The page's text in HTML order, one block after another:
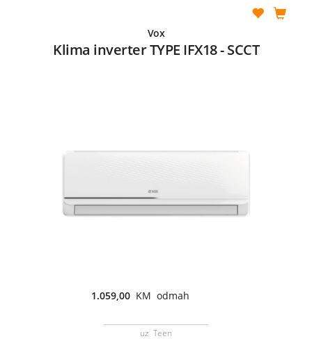
Vox
Klima inverter TYPE IFX18 - SCCT
1.059,00 KM odmah
uz Teen